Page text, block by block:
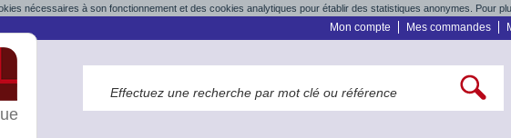
nécessaires à son fonctionnement et des cookies analytiques pour établir des statistiques anonymes. Pour
Mon compte Mes commandes